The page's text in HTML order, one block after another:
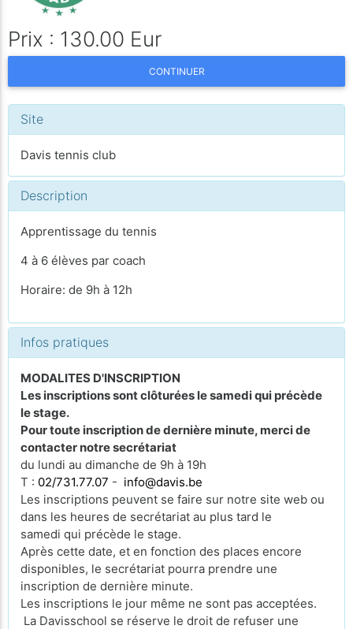
Prix : 130.00 Eur
CONTINUER
Site
Davis tennis club
Description
Apprentissage du tennis
4 à 6 élèves par coach
Horaire: de 9h à 12h
Infos pratiques
MODALITES D'INSCRIPTION
Les inscriptions sont clôturées le samedi qui précède
le stage.
Pour toute inscription de dernière minute, merci de
contacter notre secrétariat
du lundi au dimanche de 9h à 19h
T : 02/731.77.07 - info@davis.be
Les inscriptions peuvent se faire sur notre site web ou
dans les heures de secrétariat au plus tard le
samedi qui précède le stage.
Après cette date, et en fonction des places encore
disponibles, le secrétariat pourra prendre une
inscription de dernière minute.
Les inscriptions le jour même ne sont pas acceptées.
La Davisschool se réserve le droit de refuser une